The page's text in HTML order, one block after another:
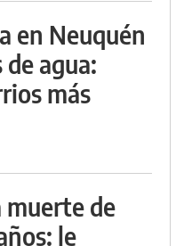
en Neuquén
agua:
más
muerte de
le